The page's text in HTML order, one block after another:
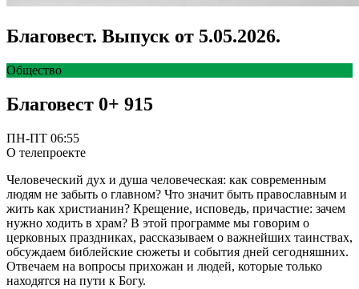
Благовест. Выпуск от 5.05.2026.
Общество
Благовест 0+ 915
ПН-ПТ 06:55
О телепроекте
Человеческий дух и душа человеческая: как современным
людям не забыть о главном? Что значит быть православным и
жить как христианин? Крещение, исповедь, причастие: зачем
нужно ходить в храм? В этой программе мы говорим о
церковных праздниках, рассказываем о важнейших таинствах,
обсуждаем библейские сюжеты и события дней сегодняшних.
Отвечаем на вопросы прихожан и людей, которые только
находятся на пути к Богу.